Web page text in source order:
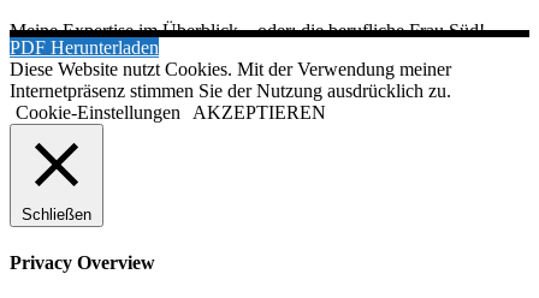
Meine Expertise im Überblick – oder: die berufliche Frau Süd!
PDF Herunterladen
Diese Website nutzt Cookies. Mit der Verwendung meiner
Internetpräsenz stimmen Sie der Nutzung ausdrücklich zu.
Cookie-Einstellungen
AKZEPTIEREN
Schließen
Privacy Overview